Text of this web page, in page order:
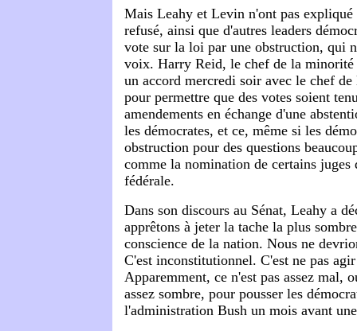
Mais Leahy et Levin n'ont pas
refusé, ainsi que d'autres leaders
vote sur la loi par une obstruction, qui
voix. Harry Reid, le chef de la minorité
un accord mercredi soir avec le chef
pour permettre que des votes soient
amendements en échange d'une
les démocrates, et ce, même si les
obstruction pour des questions
comme la nomination de certains juges
fédérale.
Dans son discours au Sénat, Leahy a
apprêtons à jeter la tache la plus
conscience de la nation. Nous ne
C'est inconstitutionnel. C'est ne pas
Apparemment, ce n'est pas assez mal,
assez sombre, pour pousser les
l'administration Bush un mois avant